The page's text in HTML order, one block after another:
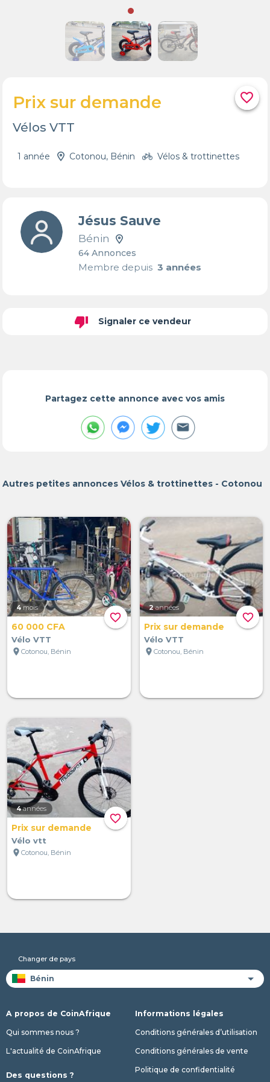
favorite_border
Prix sur demande
Vélos VTT
1 année Cotonou, Bénin Vélos & trottinettes
Jésus Sauve
Bénin
64 Annonces
Membre depuis3 années
thumb_down Signaler ce vendeur
Partagez cette annonce avec vos amis
Autres petites annonces Vélos & trottinettes - Cotonou
favorite_border
4 mois
60 000 CFA
Vélo VTT
location_on Cotonou, Bénin
favorite_border
2 années
Prix sur demande
Vélo VTT
location_on Cotonou, Bénin
favorite_border
4 années
Prix sur demande
Vélo vtt
location_on Cotonou, Bénin
Changer de pays
A propos de CoinAfrique
Qui sommes nous ?
L'actualité de CoinAfrique
Des questions ?
Informations légales
Conditions générales d’utilisation
Conditions générales de vente
Politique de confidentialité